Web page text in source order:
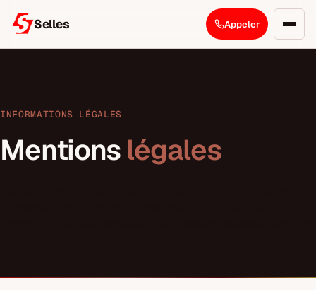
Selles Appeler
INFORMATIONS LÉGALES
Mentionslégales